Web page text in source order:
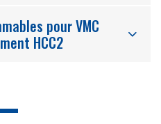
pour VMC
HCC2